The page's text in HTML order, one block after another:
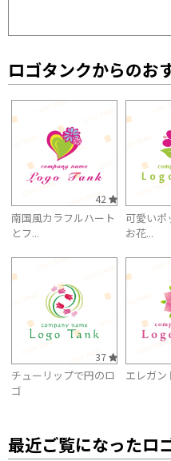
ロゴタンクからのお
42
南国風カラフルハート
とフ...
可愛いポ
お花...
37
チューリップで円のロ
ゴ
エレガン
最近ご覧になったロ